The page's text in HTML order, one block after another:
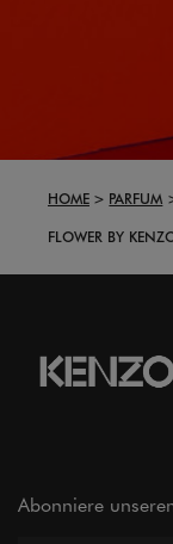
HOME PARFUM
FLOWER BY
Abonniere